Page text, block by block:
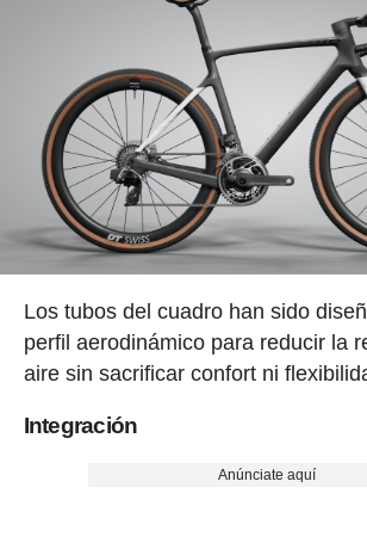
Los tubos del cuadro han sido
perfil aerodinámico para reducir la
aire sin sacrificar confort ni
Integración
Anúnciate aquí